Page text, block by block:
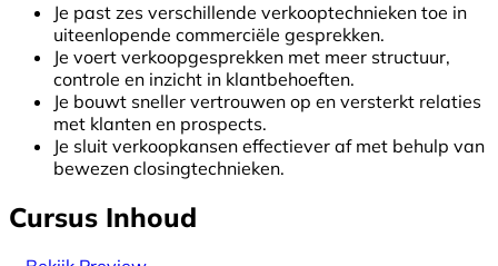
Je past zes verschillende verkooptechnieken toe in
uiteenlopende commerciële gesprekken.
Je voert verkoopgesprekken met meer structuur,
controle en inzicht in klantbehoeften.
Je bouwt sneller vertrouwen op en versterkt relaties
met klanten en prospects.
Je sluit verkoopkansen effectiever af met behulp van
bewezen closingtechnieken.
Cursus Inhoud